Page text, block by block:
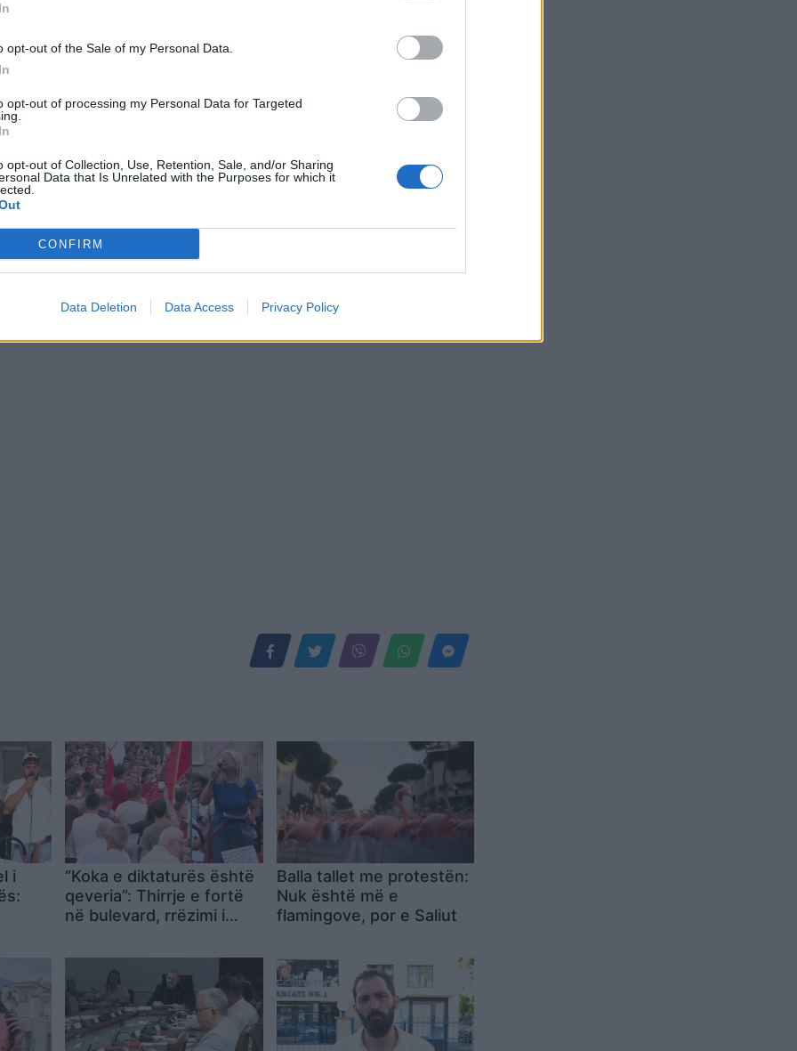
opt-out of the Sale of my Personal Data.
opt-out of processing my Personal Data for Targeted
opt-out of Collection, Use, Retention, Sale, and/or Sharing
Data that Is Unrelated with the Purposes for which it
CONFIRM
Data Deletion Data Access Privacy Policy
është kthyer në një
batuta me Luiza Gegën: Më mirë mos fol se
i
“Koka e diktaturës është
qeveria”: Thirrje e fortë
në bulevard, rrëzimi i
protestës
Balla tallet me protestën:
Nuk është më e
flamingove, por e Saliut